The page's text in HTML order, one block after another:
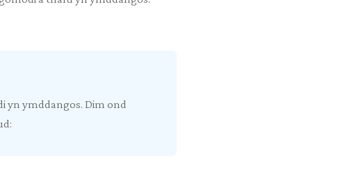
yn ymddangos. Dim ond